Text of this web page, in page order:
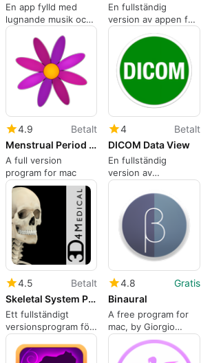
En app fylld med
lugnande musik och
bilder
En fullständig
version av appen för
Mac, av Vitaliy
Golubenko.
4.9
Betalt
Menstrual Period Tracker and Ovulation Calendar
A full version
program for mac
4
Betalt
DICOM Data View
En fullständig
version av
programmet för Mac,
av Technomagination
LLC.
4.5
Betalt
Skeletal System Pro III
Ett fullständigt
versionsprogram för
Mac, av
3D4Medical.com.
4.8
Gratis
Binaural
A free program for
mac, by Giorgio
Calderolla